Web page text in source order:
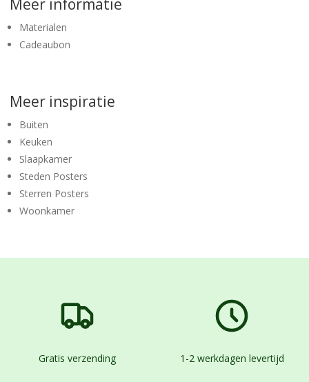
Materialen
Cadeaubon
Meer inspiratie
Buiten
Keuken
Slaapkamer
Steden Posters
Sterren Posters
Woonkamer
Gratis verzending 1-2 werkdagen levertijd